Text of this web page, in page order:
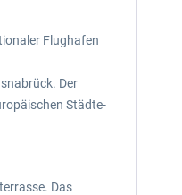
Flughafen
Der
Städte-
Das